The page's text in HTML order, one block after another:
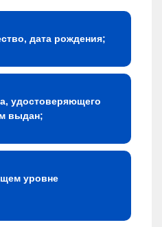
дата рождения;
удостоверяющего
выдан;
уровне